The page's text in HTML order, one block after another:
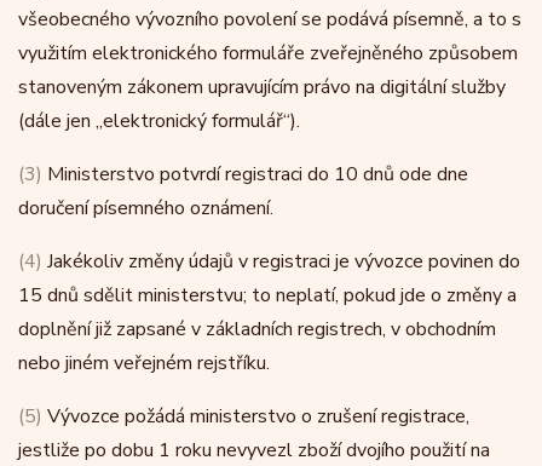
všeobecného vývozního povolení se podává písemně, a to s
využitím elektronického formuláře zveřejněného způsobem
stanoveným zákonem upravujícím právo na digitální služby
(dále jen „elektronický formulář“).
(3) Ministerstvo potvrdí registraci do 10 dnů ode dne
doručení písemného oznámení.
(4) Jakékoliv změny údajů v registraci je vývozce povinen do
15 dnů sdělit ministerstvu; to neplatí, pokud jde o změny a
doplnění již zapsané v základních registrech, v obchodním
nebo jiném veřejném rejstříku.
(5) Vývozce požádá ministerstvo o zrušení registrace,
jestliže po dobu 1 roku nevyvezl zboží dvojího použití na